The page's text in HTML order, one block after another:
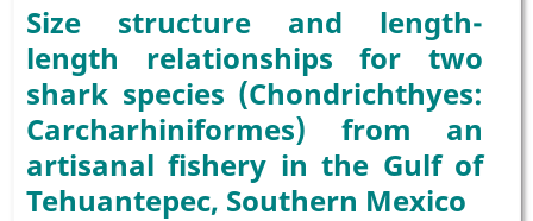
Size structure and length-
length relationships for two
shark species (Chondrichthyes:
Carcharhiniformes) from an
artisanal fishery in the Gulf of
Tehuantepec, Southern Mexico